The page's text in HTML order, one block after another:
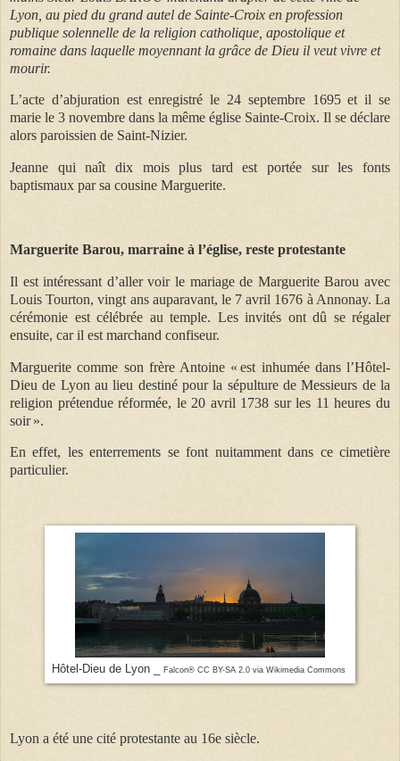
Lyon, au pied du grand autel de Sainte-Croix en profession
publique solennelle de la religion catholique, apostolique et
romaine dans laquelle moyennant la grâce de Dieu il veut vivre et
mourir.
L’acte d’abjuration est enregistré le 24 septembre 1695 et il se
marie le 3 novembre dans la même église Sainte-Croix. Il se déclare
alors paroissien de Saint-Nizier.
Jeanne qui naît dix mois plus tard est portée sur les fonts
baptismaux par sa cousine Marguerite.
Marguerite Barou, marraine à l’église, reste protestante
Il est intéressant d’aller voir le mariage de Marguerite Barou avec
Louis Tourton, vingt ans auparavant, le 7 avril 1676 à Annonay. La
cérémonie est célébrée au temple. Les invités ont dû se régaler
ensuite, car il est marchand confiseur.
Marguerite comme son frère Antoine « est inhumée dans l’Hôtel-
Dieu de Lyon au lieu destiné pour la sépulture de Messieurs de la
religion prétendue réformée, le 20 avril 1738 sur les 11 heures du
soir ».
En effet, les enterrements se font nuitamment dans ce cimetière
particulier.
Hôtel-Dieu de Lyon _ Falcon® CC BY-SA 2.0 via Wikimedia Commons
Lyon a été une cité protestante au 16e siècle.